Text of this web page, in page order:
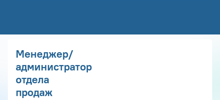
Менеджер/
администратор
отдела
продаж